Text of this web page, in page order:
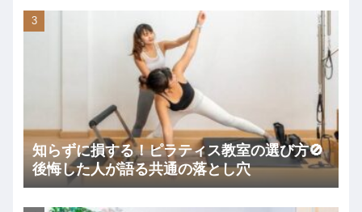
知らずに損する！ピラティス教室の選び方🚫
後悔した人が語る共通の落とし穴